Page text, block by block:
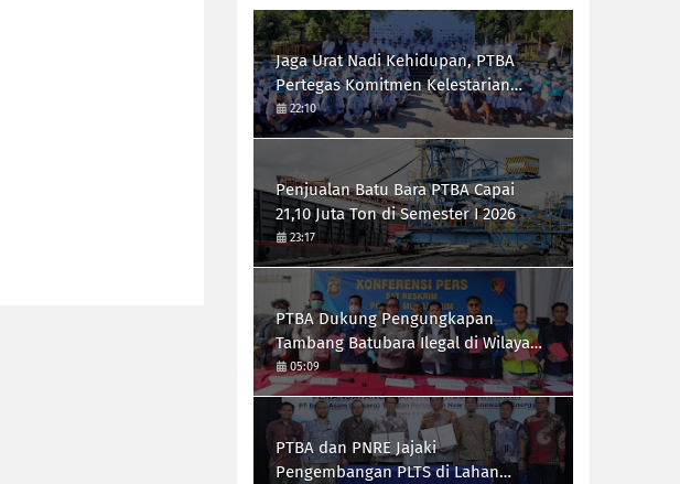
Jaga Urat Nadi Kehidupan, PTBA
Pertegas Komitmen Kelestarian
Sungai dalam Konferensi Sungai
Indonesia 2026
22:10
Penjualan Batu Bara PTBA Capai
21,10 Juta Ton di Semester I 2026
23:17
PTBA Dukung Pengungkapan
Tambang Batubara Ilegal di Wilayah
IUP Perseroan
05:09
PTBA dan PNRE Jajaki
Pengembangan PLTS di Lahan